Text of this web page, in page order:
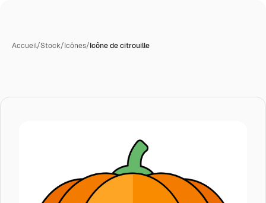
Accueil/Stock/Icônes/Icône de citrouille